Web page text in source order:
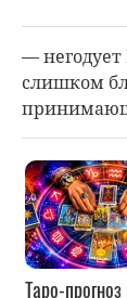
— негодует
слишком